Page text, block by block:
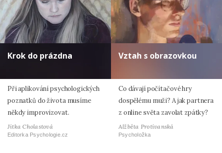
Krok do prázdna
Při aplikování psychologických
poznatků do života musíme
někdy improvizovat.
Jitka Cholastová
Editorka Psychologie.cz
Vztah s obrazovkou
Co dávají počítačové hry
dospělému muži? A jak partnera
z online světa zavolat zpátky?
Alžběta Protivanská
Psycholožka